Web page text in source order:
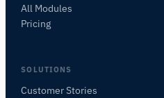
All Modules
Pricing
SOLUTIONS
Customer Stories